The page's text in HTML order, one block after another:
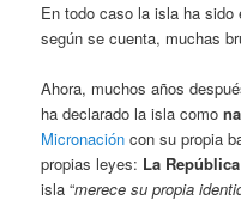
En todo caso la isla ha
según se cuenta, muchas
Ahora, muchos años
ha declarado la isla como
Micronación con su propia
propias leyes: La
isla “merece su propia